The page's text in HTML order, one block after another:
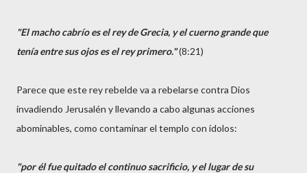
"El macho cabrío es el rey de Grecia, y el cuerno grande que
tenía entre sus ojos es el rey primero."(8:21)
Parece que este rey rebelde va a rebelarse contra Dios
invadiendo Jerusalén y llevando a cabo algunas acciones
abominables, como contaminar el templo con ídolos:
"por él fue quitado el continuo sacrificio, y el lugar de su